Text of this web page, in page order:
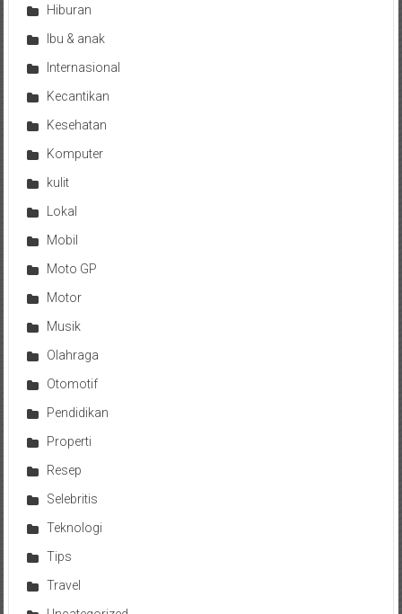
Hiburan
Ibu & anak
Internasional
Kecantikan
Kesehatan
Komputer
kulit
Lokal
Mobil
Moto GP
Motor
Musik
Olahraga
Otomotif
Pendidikan
Properti
Resep
Selebritis
Teknologi
Tips
Travel